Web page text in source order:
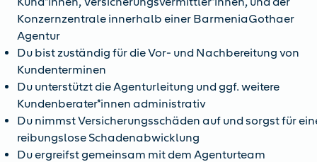
Konzernzentrale innerhalb einer BarmeniaGothaer
Agentur
Du bist zuständig für die Vor- und Nachbereitung von
Kundenterminen
Du unterstützt die Agenturleitung und ggf. weitere
Kundenberater*innen administrativ
Du nimmst Versicherungsschäden auf und sorgst für
reibungslose Schadenabwicklung
Du ergreifst gemeinsam mit dem Agenturteam